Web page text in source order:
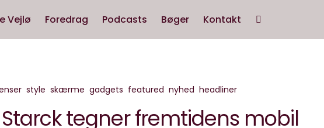
Vejlø Foredrag Podcasts Bøger Kontakt
style skærme gadgets featured nyhed headliner
tegner fremtidens mobil